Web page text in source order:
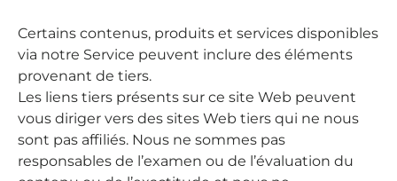
Certains contenus, produits et services disponibles
via notre Service peuvent inclure des éléments
provenant de tiers.
Les liens tiers présents sur ce site Web peuvent
vous diriger vers des sites Web tiers qui ne nous
sont pas affiliés. Nous ne sommes pas
responsables de l’examen ou de l’évaluation du